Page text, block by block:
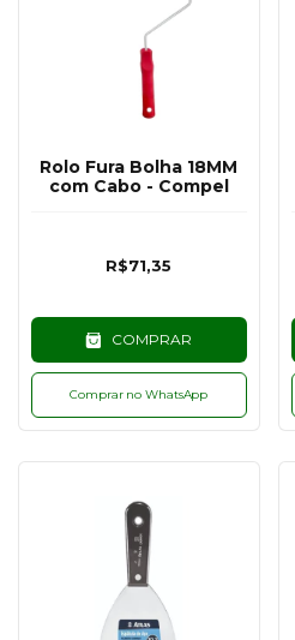
Rolo Fura Bolha 18MM
com Cabo - Compel
R$71,35
COMPRAR
Comprar no WhatsApp